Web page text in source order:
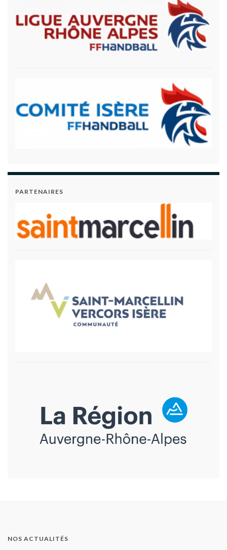
PARTENAIRES
NOS ACTUALITÉS